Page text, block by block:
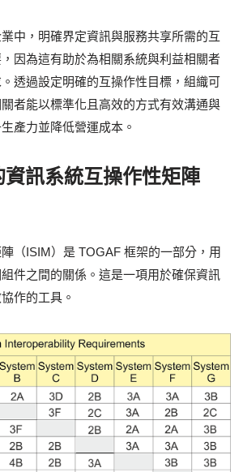
中，明確界定資訊與服務共享所需的互
因為這有助於為相關系統與利益相關者
透過設定明確的互操作性目標，組織可
者能以標準化且高效的方式有效溝通與
產力並降低營運成本。
訊系統互操作性矩陣
（ISIM）是 TOGAF 框架的一部分，用
件之間的關係。這是一項用於確保資訊
作的工具。